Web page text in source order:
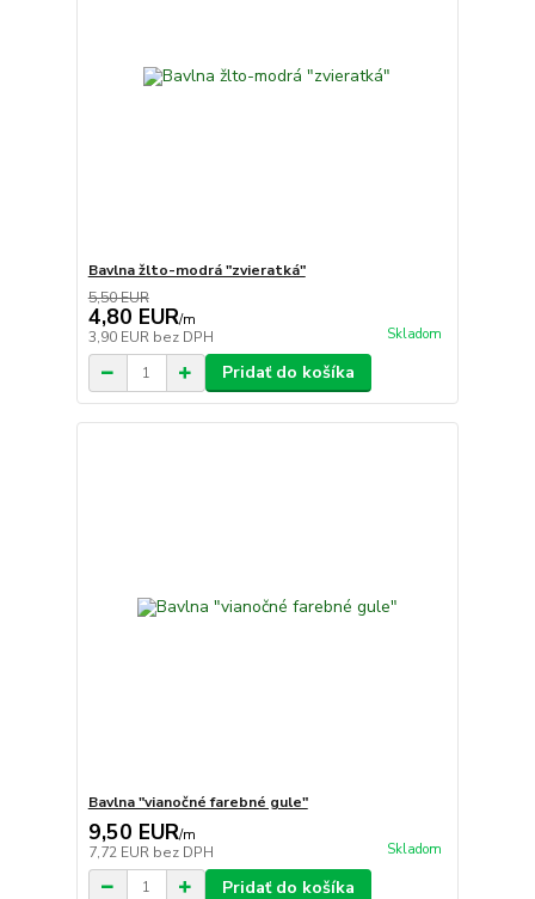
Bavlna žlto-modrá "zvieratká"
5,50 EUR
4,80 EUR/m
3,90 EUR bez DPH Skladom
Pridať do košíka
Bavlna "vianočné farebné gule"
9,50 EUR/m
7,72 EUR bez DPH Skladom
Pridať do košíka